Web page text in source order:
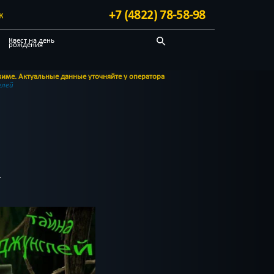
+7 (4822) 78-58-98
Квест на день
рождения
данные уточняйте у оператора